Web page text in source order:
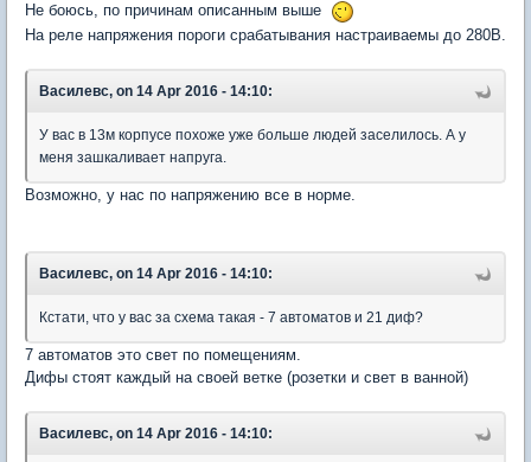
Не боюсь, по причинам описанным выше
На реле напряжения пороги срабатывания настраиваемы до 280В.
Василевс, on 14 Apr 2016 - 14:10:
У вас в 13м корпусе похоже уже больше людей заселилось. А у
меня зашкаливает напруга.
Возможно, у нас по напряжению все в норме.
Василевс, on 14 Apr 2016 - 14:10:
Кстати, что у вас за схема такая - 7 автоматов и 21 диф?
7 автоматов это свет по помещениям.
Дифы стоят каждый на своей ветке (розетки и свет в ванной)
Василевс, on 14 Apr 2016 - 14:10: